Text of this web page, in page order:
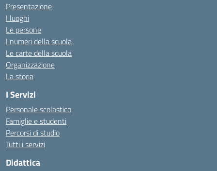
Presentazione
I luoghi
Le persone
I numeri della scuola
Le carte della scuola
Organizzazione
La storia
I Servizi
Personale scolastico
Famiglie e studenti
Percorsi di studio
Tutti i servizi
Didattica